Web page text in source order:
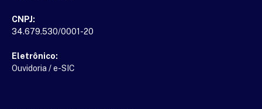
CNPJ:
34.679.530/0001-20
Eletrônico:
Ouvidoria /e-SIC